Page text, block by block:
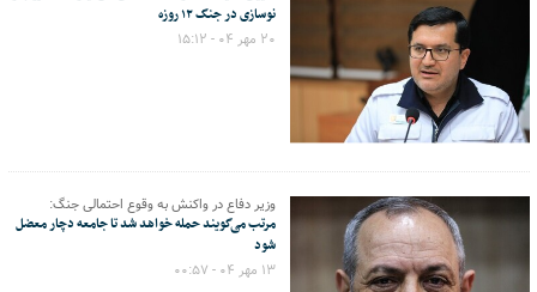
نوسازی در جنگ ۱۲ روزه
۲۰ مهر ۰۴ - ۱۵:۱۲
وزیر دفاع در واکنش به وقوع احتمالی جنگ:
مرتب می‌گویند حمله خواهد شد تا جامعه دچار معضل
شود
۱۳ مهر ۰۴ - ۰۰:۵۷